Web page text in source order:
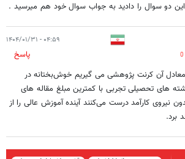
دو سوال را دادید به جواب سوال خود هم میرسید .
۰۴:۵۹ - ۱۴۰۴/۰۱/۳۱
0
پاسخ
یا معادل آن کرنت پژوهشی می گیریم خوش‌بختانه در
های تحصیلی تجربی با کمترین مبلغ مقاله های
نیروی کارآمد درست می‌کنند آینده آموزش عالی را از
برد.